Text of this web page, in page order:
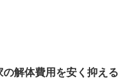
の解体費用を安く抑え